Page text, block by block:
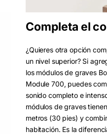
Completa el
¿Quieres otra opción
un nivel superior? Si
los módulos de graves
Module 700, puedes
sonido completo e
módulos de graves
metros (30 pies) y
habitación. Es la